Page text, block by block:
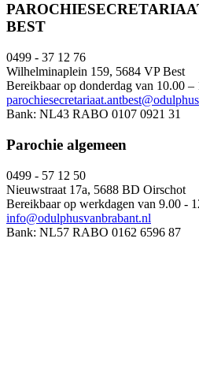
BEST
0499 - 37 12 76
Wilhelminaplein 159, 5684 VP Best
Bereikbaar op donderdag van 10.00 –
Bank: NL43 RABO 0107 0921 31
Parochie algemeen
0499 - 57 12 50
Nieuwstraat 17a, 5688 BD Oirschot
Bereikbaar op werkdagen van 9.00 -
info@odulphusvanbrabant.nl
Bank: NL57 RABO 0162 6596 87